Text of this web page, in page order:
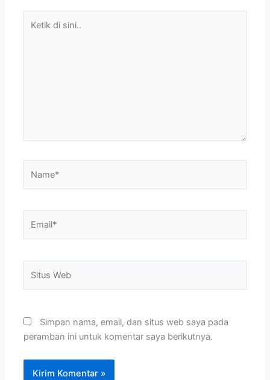
Web
Simpan nama, email, dan situs web saya pada
peramban ini untuk komentar saya berikutnya.